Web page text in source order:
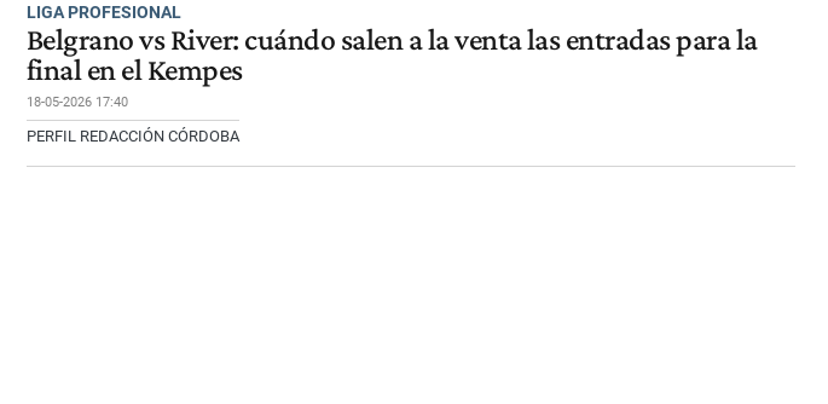
LIGA PROFESIONAL
Belgrano vs River: cuándo salen a la venta las entradas para la
final en el Kempes
18-05-2026 17:40
PERFIL REDACCIÓN CÓRDOBA